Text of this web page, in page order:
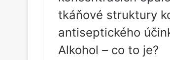
tkáňové struktury
antiseptického
Alkohol – co to je?